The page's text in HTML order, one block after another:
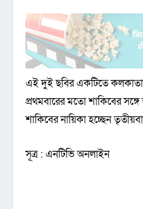
এই দুই ছবির একটিতে
প্রথমবারের মতো শাকিবের
শাকিবের নায়িকা হচ্ছেন
সূত্র : এনটিভি অনলাইন